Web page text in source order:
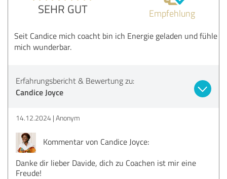
SEHR GUT Empfehlung
Seit Candice mich coacht bin ich Energie geladen und fühle
mich wunderbar.
Erfahrungsbericht & Bewertung zu:
Candice Joyce
14.12.2024 Anonym
Kommentar von Candice Joyce:
Danke dir lieber Davide, dich zu Coachen ist mir eine
Freude!